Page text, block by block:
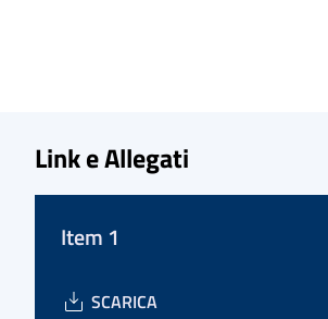
Link e Allegati
Item 1
SCARICA